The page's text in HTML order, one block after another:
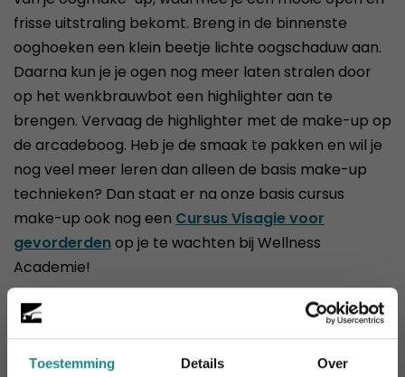
Toestemming Details Over
frisse uitstraling bekomt. Breng in de binnenste
ooghoeken een klein beetje lichte oogschaduw aan.
Daarna kun je je ogen nog meer laten stralen door
op het wenkbrauwbot een highlighter aan te
brengen. Vervaag de highlighter met de make-up op
de arcadeboog. Heb je de smaak te pakken en wil je
nog veel meer leren dan alleen de basis make-up
technieken? Dan staat er na onze basis cursus
make-up ook nog een Cursus Visagie voor
gevorderdenop je te wachten bij Wellness
Academie!
Cursussen die je mogelijk ook
interesseren